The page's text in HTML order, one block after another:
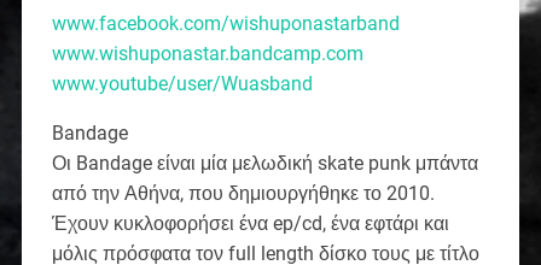
www.facebook.com/wishuponastarband
www.wishuponastar.bandcamp.com
www.youtube/user/Wuasband
Bandage
Οι Bandage είναι μία μελωδική skate punk μπάντα
από την Αθήνα, που δημιουργήθηκε το 2010.
Έχουν κυκλοφορήσει ένα ep/cd, ένα εφτάρι και
μόλις πρόσφατα τον full length δίσκο τους με τίτλο